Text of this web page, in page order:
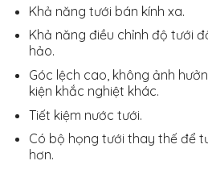
Khả năng tưới bán kính xa.
Khả năng điều chỉnh độ tưới
hảo.
Góc lệch cao, không ảnh
kiện khắc nghiệt khác.
Tiết kiệm nước tưới.
Có bộ họng tưới thay thế để
hơn.